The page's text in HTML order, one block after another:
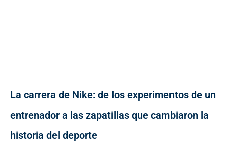
La carrera de Nike: de los experimentos de un
entrenador a las zapatillas que cambiaron la
historia del deporte